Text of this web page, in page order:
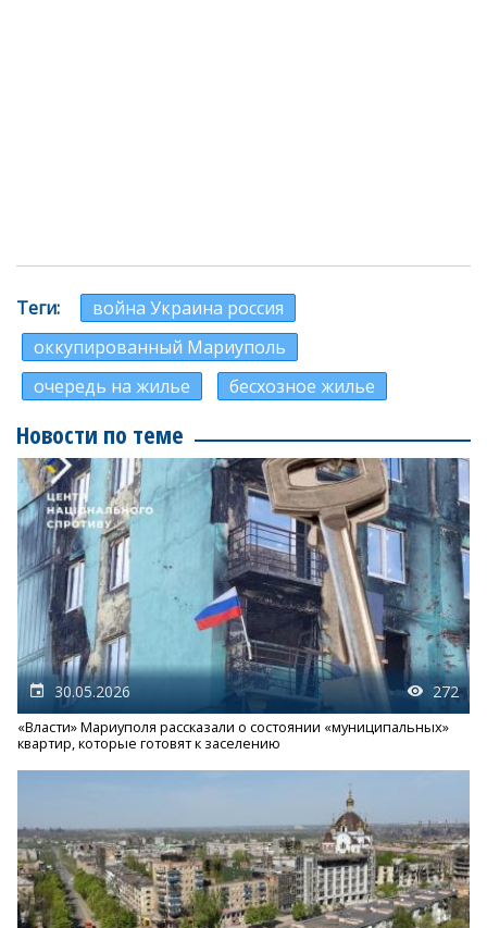
Теги
война Украина россия
оккупированный Мариуполь
очередь на жилье
бесхозное жилье
Новости по теме
30.05.2026 272
«Власти» Мариуполя рассказали о состоянии «муниципальных»
квартир, которые готовят к заселению